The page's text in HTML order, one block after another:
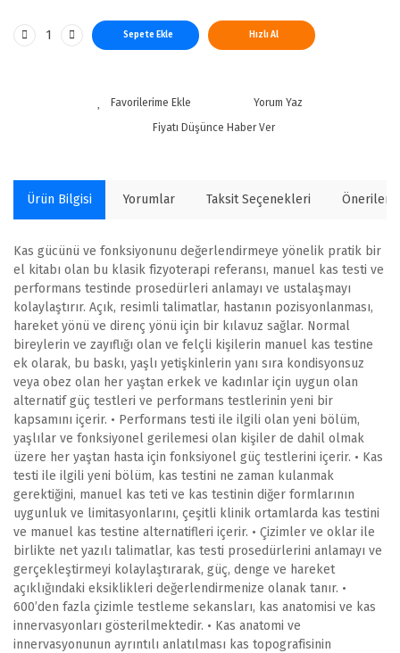
Sepete Ekle Hızlı Al
Yorum Yaz
Fiyatı Düşünce Haber Ver
Ürün Bilgisi Yorumlar Taksit Seçenekleri
Kas gücünü ve fonksiyonunu değerlendirmeye yönelik pratik bir
el kitabı olan bu klasik fizyoterapi referansı, manuel kas testi ve
performans testinde prosedürleri anlamayı ve ustalaşmayı
kolaylaştırır. Açık, resimli talimatlar, hastanın pozisyonlanması,
hareket yönü ve direnç yönü için bir kılavuz sağlar. Normal
bireylerin ve zayıflığı olan ve felçli kişilerin manuel kas testine
ek olarak, bu baskı, yaşlı yetişkinlerin yanı sıra kondisyonsuz
veya obez olan her yaştan erkek ve kadınlar için uygun olan
alternatif güç testleri ve performans testlerinin yeni bir
kapsamını içerir. • Performans testi ile ilgili olan yeni bölüm,
yaşlılar ve fonksiyonel gerilemesi olan kişiler de dahil olmak
üzere her yaştan hasta için fonksiyonel güç testlerini içerir. • Kas
testi ile ilgili yeni bölüm, kas testini ne zaman kulanmak
gerektiğini, manuel kas teti ve kas testinin diğer formlarının
uygunluk ve limitasyonlarını, çeşitli klinik ortamlarda kas testini
ve manuel kas testine alternatifleri içerir. • Çizimler ve oklar ile
birlikte net yazılı talimatlar, kas testi prosedürlerini anlamayı ve
gerçekleştirmeyi kolaylaştırarak, güç, denge ve hareket
açıklığındaki eksiklikleri değerlendirmenize olanak tanır. •
600’den fazla çizimle testleme sekansları, kas anatomisi ve kas
innervasyonları gösterilmektedir. • Kas anatomi ve
innervasyonunun ayrıntılı anlatılması kas topografisinin